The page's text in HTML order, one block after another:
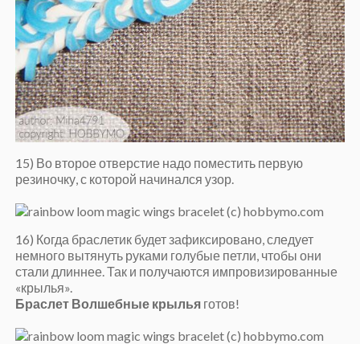
15) Во второе отверстие надо поместить первую
резиночку, с которой начинался узор.
16) Когда браслетик будет зафиксировано, следует
немного вытянуть руками голубые петли, чтобы они
стали длиннее. Так и получаются импровизированные
«крылья».
Браслет Волшебные крыльяготов!